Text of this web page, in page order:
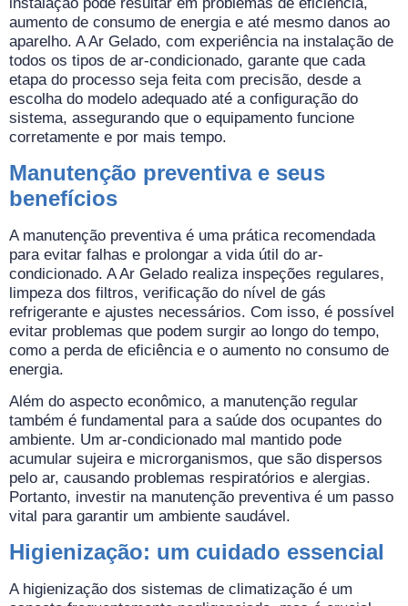
instalação pode resultar em problemas de eficiência,
aumento de consumo de energia e até mesmo danos ao
aparelho. A Ar Gelado, com experiência na instalação de
todos os tipos de ar-condicionado, garante que cada
etapa do processo seja feita com precisão, desde a
escolha do modelo adequado até a configuração do
sistema, assegurando que o equipamento funcione
corretamente e por mais tempo.
Manutenção preventiva e seus
benefícios
A manutenção preventiva é uma prática recomendada
para evitar falhas e prolongar a vida útil do ar-
condicionado. A Ar Gelado realiza inspeções regulares,
limpeza dos filtros, verificação do nível de gás
refrigerante e ajustes necessários. Com isso, é possível
evitar problemas que podem surgir ao longo do tempo,
como a perda de eficiência e o aumento no consumo de
energia.
Além do aspecto econômico, a manutenção regular
também é fundamental para a saúde dos ocupantes do
ambiente. Um ar-condicionado mal mantido pode
acumular sujeira e microrganismos, que são dispersos
pelo ar, causando problemas respiratórios e alergias.
Portanto, investir na manutenção preventiva é um passo
vital para garantir um ambiente saudável.
Higienização: um cuidado essencial
A higienização dos sistemas de climatização é um